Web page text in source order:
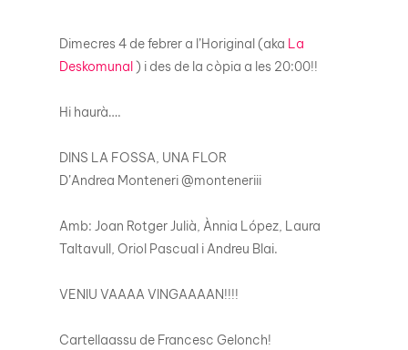
Dimecres 4 de febrer a l’Horiginal (aka La
Deskomunal ) i des de la còpia a les 20:00!!
Hi haurà….
DINS LA FOSSA, UNA FLOR
D’Andrea Monteneri @monteneriii
Amb: Joan Rotger Julià, Ànnia López, Laura
Taltavull, Oriol Pascual i Andreu Blai.
VENIU VAAAA VINGAAAAN!!!!
Cartellaassu de Francesc Gelonch!